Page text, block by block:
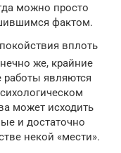
можно просто
фактом.
вплоть
же, крайние
работы являются
может исходить
и достаточно
некой «мести».